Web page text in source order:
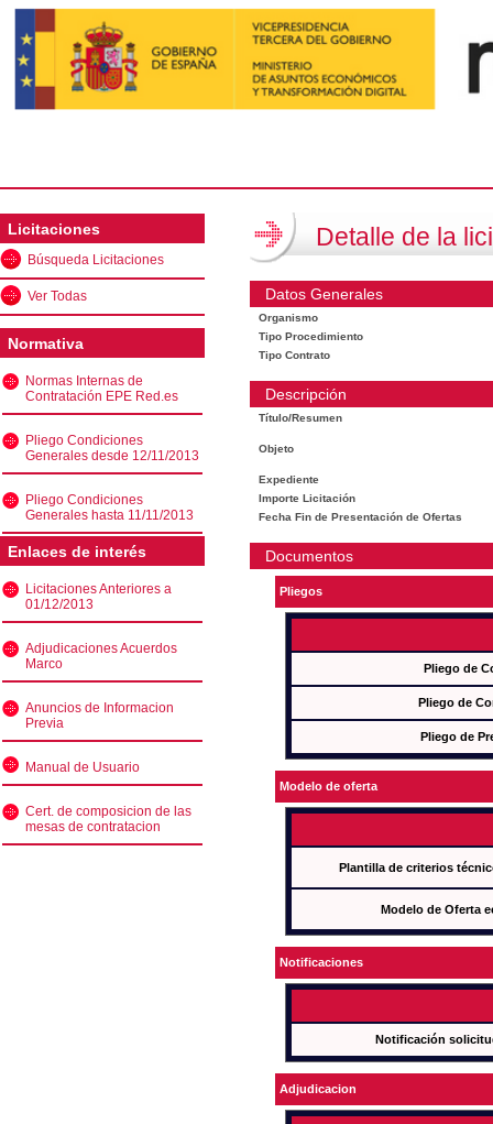
Licitaciones
Búsqueda Licitaciones
Ver Todas
Normativa
Normas Internas de
Contratación EPE Red.es
Pliego Condiciones
Generales desde 12/11/2013
Pliego Condiciones
Generales hasta 11/11/2013
Enlaces de interés
Licitaciones Anteriores a
01/12/2013
Adjudicaciones Acuerdos
Marco
Anuncios de Informacion
Previa
Manual de Usuario
Cert. de composicion de las
mesas de contratacion
Detalle de la
Datos Generales
Organismo
Tipo Procedimiento
Tipo Contrato
Descripción
Título/Resumen
Objeto
Expediente
Importe Licitación
Fecha Fin de Presentación de Ofertas
Documentos
Pliegos
Pliego de
Pliego de
Pliego de
Modelo de oferta
Plantilla de criterios
Modelo de Oferta
Notificaciones
Notificación
Adjudicacion